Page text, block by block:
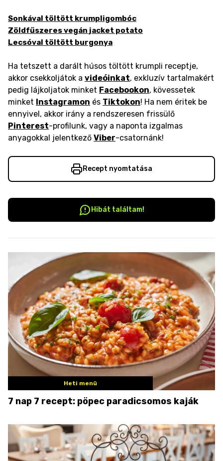
Sonkával töltött krumpligombóc
Zöldfűszeres vegán jacket potato
Lecsóval töltött burgonya
Ha tetszett a darált húsos töltött krumpli receptje,
akkor csekkoljátok a videóinkat, exkluzív tartalmakért
pedig lájkoljatok minket Facebookon, kövessetek
minket Instagramon és Tiktokon! Ha nem éritek be
ennyivel, akkor irány a rendszeresen frissülő
Pinterest-profilunk, vagy a naponta izgalmas
anyagokkal jelentkező Viber-csatornánk!
Recept nyomtatása
Hibát találtam!
Heti menü
7 nap 7 recept: pöpec paradicsomos kaják